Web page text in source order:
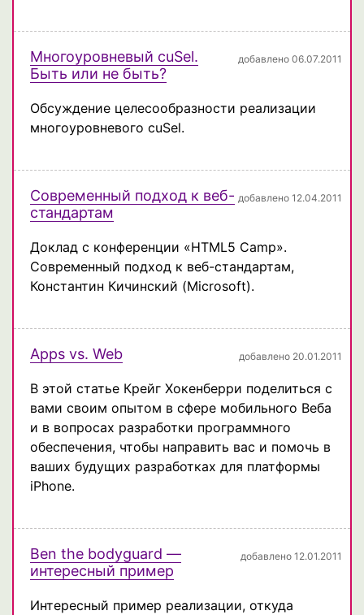
Многоуровневый cuSel.
Быть или не быть?
добавлено 06.07.2011
Обсуждение целесообразности реализации
многоуровневого cuSel.
Современный подход к веб-
стандартам
добавлено 12.04.2011
Доклад с конференции «HTML5 Camp».
Современный подход к веб-стандартам,
Константин Кичинский (Microsoft).
Apps vs. Web добавлено 20.01.2011
В этой статье Крейг Хокенберри поделиться с
вами своим опытом в сфере мобильного Веба
и в вопросах разработки программного
обеспечения, чтобы направить вас и помочь в
ваших будущих разработках для платформы
iPhone.
Ben the bodyguard —
интересный пример
добавлено 12.01.2011
Интересный пример реализации, откуда